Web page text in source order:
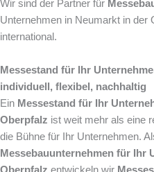
Wir sind der Partner für
Unternehmen in Neumarkt in der
international.
Messestand für Ihr
individuell, flexibel, nachhaltig
Ein Messestand für Ihr
Oberpfalz ist weit mehr als eine
die Bühne für Ihr Unternehmen.
Messebauunternehmen für Ihr
Oberpfalz entwickeln wir